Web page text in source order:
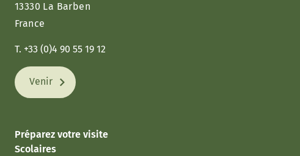
13330 La Barben
France
T. +33 (0)4 90 55 19 12
Venir
Préparez votre visite
Scolaires